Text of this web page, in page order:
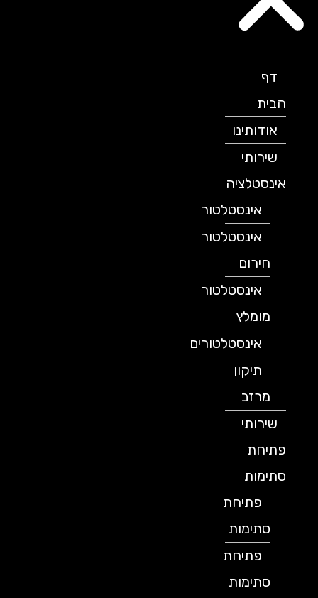
הבית
אודותינו
שירותי
אינסטלציה
אינסטלטור
אינסטלטור
חירום
אינסטלטור
מומלץ
אינסטלטורים
תיקון
מרזב
שירותי
פתיחת
סתימות
פתיחת
סתימות
פתיחת
סתימות